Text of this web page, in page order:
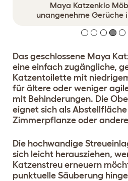
Maya Katzenklo
unangenehme Gerüche
Das geschlossene Maya
eine einfach zugängliche,
Katzentoilette mit
für ältere oder weniger
mit Behinderungen. Die
eignet sich als
Zimmerpflanze oder
Die hochwandige
sich leicht herausziehen,
Katzenstreu erneuern
punktuelle Säuberung